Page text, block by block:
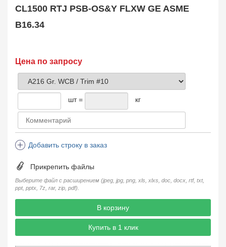
Ball Valve
Затвор дисковый
Butterfly Valve
1
Фильтр сетчатый
Strainer
Steam Trap
Компенсатор
Пламегаситель
CL1500 RTJ PSB-OS&Y FLXW GE ASME
B16.34
Цена по запросу
шт = кг
Добавить строку в заказ
Прикрепить файлы
Выберите файл с расширением (jpeg, jpg, png, xls, xlxs, doc, docx, rtf, txt,
ppt, pptx, 7z, rar, zip, pdf).
В корзину
Купить в 1 клик